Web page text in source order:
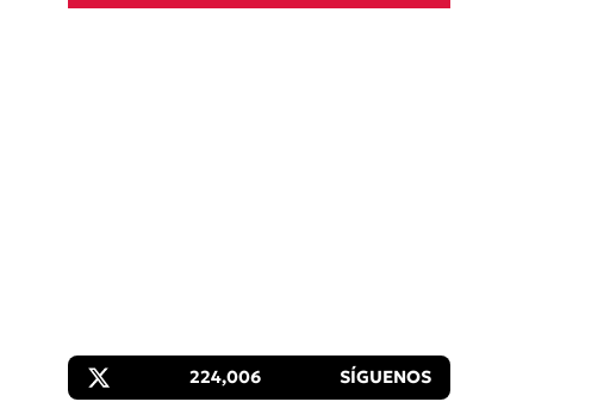
224,006 SÍGUENOS